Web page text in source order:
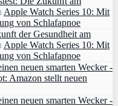
Apple Watch Series 10: Mit
von Schlafapnoe
der Gesundheit am
Apple Watch Series 10: Mit
von Schlafapnoe
neuen smarten Wecker -
Amazon stellt neuen
neuen smarten Wecker -